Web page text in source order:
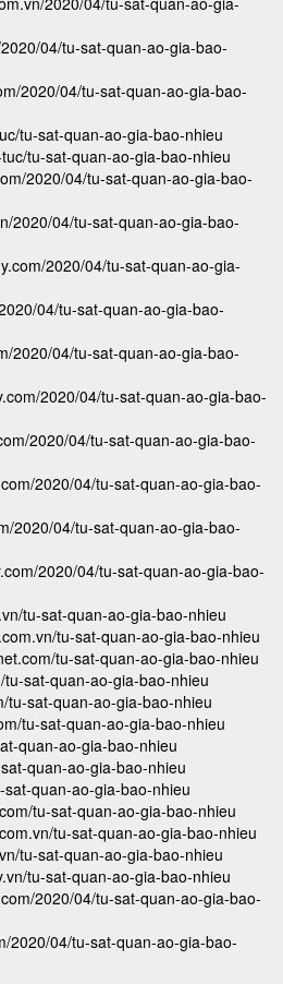
04/tu-sat-quan-ao-gia-bao-
2020/04/tu-sat-quan-ao-gia-bao-
tu-sat-quan-ao-gia-bao-nhieu
tu-sat-quan-ao-gia-bao-nhieu
2020/04/tu-sat-quan-ao-gia-bao-
2020/04/tu-sat-quan-ao-gia-bao-
2020/04/tu-sat-quan-ao-gia-
04/tu-sat-quan-ao-gia-bao-
2020/04/tu-sat-quan-ao-gia-bao-
2020/04/tu-sat-quan-ao-gia-bao-
2020/04/tu-sat-quan-ao-gia-bao-
2020/04/tu-sat-quan-ao-gia-bao-
2020/04/tu-sat-quan-ao-gia-bao-
2020/04/tu-sat-quan-ao-gia-bao-
tu-sat-quan-ao-gia-bao-nhieu
tu-sat-quan-ao-gia-bao-nhieu
tu-sat-quan-ao-gia-bao-nhieu
sat-quan-ao-gia-bao-nhieu
tu-sat-quan-ao-gia-bao-nhieu
tu-sat-quan-ao-gia-bao-nhieu
quan-ao-gia-bao-nhieu
quan-ao-gia-bao-nhieu
quan-ao-gia-bao-nhieu
tu-sat-quan-ao-gia-bao-nhieu
tu-sat-quan-ao-gia-bao-nhieu
tu-sat-quan-ao-gia-bao-nhieu
tu-sat-quan-ao-gia-bao-nhieu
2020/04/tu-sat-quan-ao-gia-bao-
2020/04/tu-sat-quan-ao-gia-bao-